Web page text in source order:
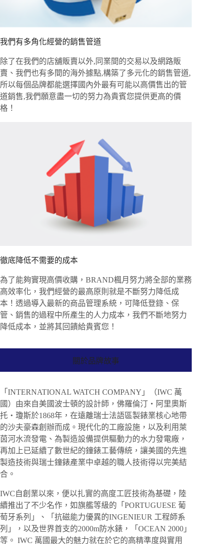
我們有多角化經營的銷售管道
除了在我們的店舖販賣以外,同業間的交易以及網路販
賣、我們也有多間的海外據點,構築了多元化的銷售管道,
所以每個品牌都能選擇國內外最有可能以高價售出的管
道銷售,我們願意盡一切的努力為貴賓您提供更高的價
格！
徹底降低不需要的成本
為了能夠實現高價收購，BRAND楓月努力將全部的業務
高效率化，我們經營的最高原則就是不斷努力降低成
本！透過導入最新的商品管理系統，可降低登錄、保
管、銷售的過程中所產生的人力成本，我們不斷地努力
降低成本，並將其回饋給貴賓您！
關於品牌故事
「INTERNATIONAL WATCH COMPANY」（IWC 萬
國）由來自美國波士頓的設計師，佛羅倫汀・阿里奧斯
托・瓊斯於1868年，在遠離瑞士法語區製錶業核心地帶
的沙夫豪森創辦而成。現代化的工廠設施，以及利用萊
茵河水流發電、為製造設備提供驅動力的水力發電廠，
再加上已延續了數世紀的鐘錶工藝傳統，讓美國的先進
製造技術與瑞士鐘錶產業中卓越的職人技術得以完美結
合。
IWC自創業以來，便以扎實的高度工匠技術為基礎，陸
續推出了不少名作，如旗艦等級的「PORTUGUESE 葡
萄牙系列」、「抗磁能力優異的INGENIEUR 工程師系
列」，以及世界首支的2000m防水錶，「OCEAN 2000」
等。 IWC 萬國最大的魅力就在於它的高精準度與實用